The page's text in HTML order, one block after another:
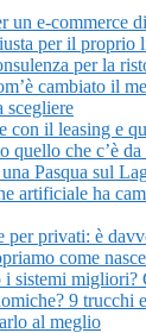
un e-commerce
per il proprio
per la
cambiato il
scegliere
con il leasing e
che c’è da
Pasqua sul
artificiale ha
privati: è
come
sistemi migliori?
9 trucchi
al meglio